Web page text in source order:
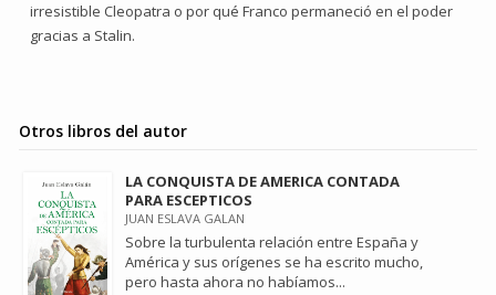
irresistible Cleopatra o por qué Franco permaneció en el poder
gracias a Stalin.
Otros libros del autor
LA CONQUISTA DE AMERICA CONTADA
PARA ESCEPTICOS
JUAN ESLAVA GALAN
Sobre la turbulenta relación entre España y
América y sus orígenes se ha escrito mucho,
pero hasta ahora no habíamos...